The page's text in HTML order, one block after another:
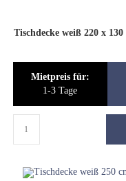
Tischdecke weiß 220 x
Mietpreis für:
1-3 Tage